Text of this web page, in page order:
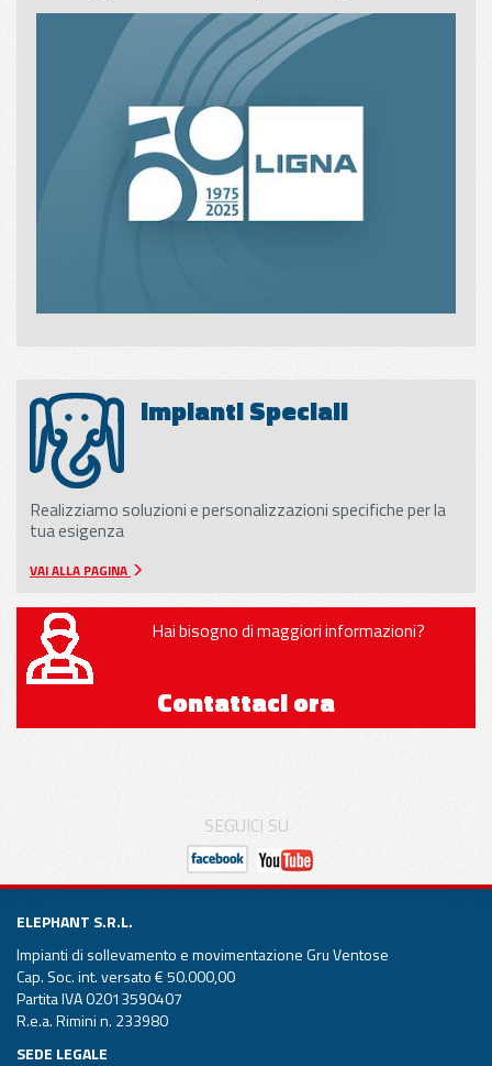
Impianti Speciali
Realizziamo soluzioni e personalizzazioni specifiche per la
tua esigenza
VAI ALLA PAGINA
Hai bisogno di maggiori informazioni?
Contattaci ora
SEGUICI SU
ELEPHANT S.R.L.
Impianti di sollevamento e movimentazione Gru Ventose
Cap. Soc. int. versato € 50.000,00
Partita IVA 02013590407
R.e.a. Rimini n. 233980
SEDE LEGALE